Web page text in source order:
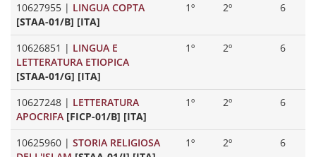
10627955 | LINGUA COPTA
[STAA-01/B] [ITA]
1º 2º 6
10626851 | LINGUA E
LETTERATURA ETIOPICA
[STAA-01/G] [ITA]
1º 2º 6
10627248 | LETTERATURA
APOCRIFA [FICP-01/B] [ITA]
1º 2º 6
10625960 | STORIA RELIGIOSA
1º 2º 6